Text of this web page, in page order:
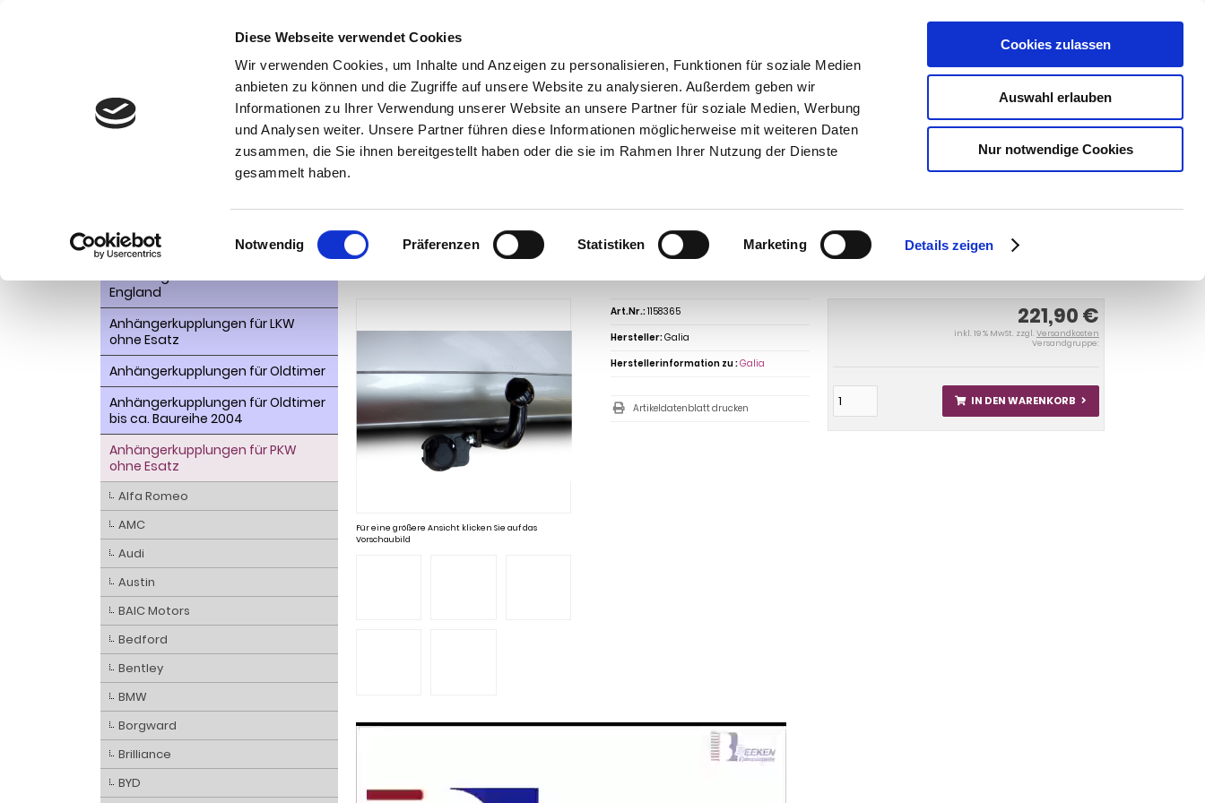
Diese Webseite verwendet Cookies
Wir verwenden Cookies, um Inhalte und Anzeigen zu personalisieren, Funktionen für soziale Medien
anbieten zu können und die Zugriffe auf unsere Website zu analysieren. Außerdem geben wir
Informationen zu Ihrer Verwendung unserer Website an unsere Partner für soziale Medien, Werbung
und Analysen weiter. Unsere Partner führen diese Informationen möglicherweise mit weiteren Daten
zusammen, die Sie ihnen bereitgestellt haben oder die sie im Rahmen Ihrer Nutzung der Dienste
gesammelt haben.
Einwilligungsauswahl
Notwendig Präferenzen Statistiken Marketing Details zeigen
Cookies zulassen
Auswahl erlauben
Nur notwendige Cookies
SUCHEN
Kontakt 0 44 89 - 92 34 67 6 AHK-Finder Kasse Warenkorb 0 Artikel
Anhängerkupplung für Renault-
Anhängerkupplung für Renault-Trafic Kasten, Bus,alle, Baureihe 2008-
2014 starr
Für eine größere Ansicht klicken Sie auf das
Vorschaubild
221,90 €
inkl. 19 % MwSt. zzgl. Versandkosten
Versandgruppe:
IN DEN WARENKORB
Art.Nr.:1158365
Hersteller:Galia
Herstellerinformation zu :Galia
Artikeldatenblatt drucken
Kategorien
AHK- Zubehör, Ersatzteile
Anhängelast erhöhen
Anhängerkupplungen für
Fahrzeuge aus den USA Canada
England
Anhängerkupplungen für LKW
ohne Esatz
Anhängerkupplungen für Oldtimer
Anhängerkupplungen für Oldtimer
bis ca. Baureihe 2004
Anhängerkupplungen für PKW
ohne Esatz
Alfa Romeo
AMC
Audi
Austin
BAIC Motors
Bedford
Bentley
BMW
Borgward
Brilliance
BYD